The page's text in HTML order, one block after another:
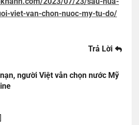
viet-van-chon-nuoc-my-tu-do/
Trả Lời
người Việt vẫn chọn nước Mỹ